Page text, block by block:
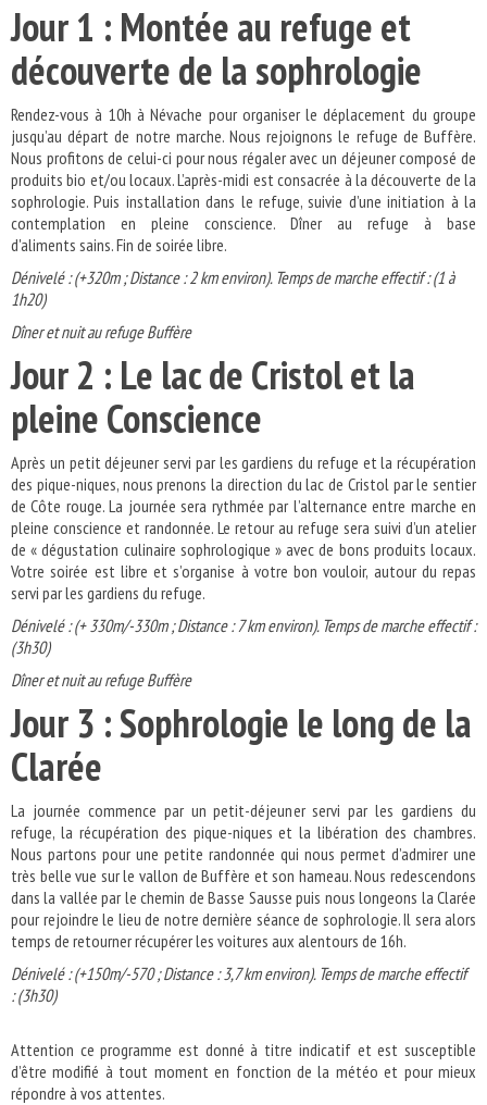
Jour 1 : Montée au refuge et
découverte de la sophrologie
Rendez-vous à 10h à Névache pour organiser le déplacement du groupe
jusqu’au départ de notre marche. Nous rejoignons le refuge de Buffère.
Nous profitons de celui-ci pour nous régaler avec un déjeuner composé de
produits bio et/ou locaux. L’après-midi est consacrée à la découverte de la
sophrologie. Puis installation dans le refuge, suivie d’une initiation à la
contemplation en pleine conscience. Dîner au refuge à base
d'aliments sains. Fin de soirée libre.
Dénivelé : (+320m ; Distance : 2 km environ). Temps de marche effectif : (1 à
1h20)
Dîner et nuit au refuge Buffère
Jour 2 : Le lac de Cristol et la
pleine Conscience
Après un petit déjeuner servi par les gardiens du refuge et la récupération
des pique-niques, nous prenons la direction du lac de Cristol par le sentier
de Côte rouge. La journée sera rythmée par l’alternance entre marche en
pleine conscience et randonnée. Le retour au refuge sera suivi d’un atelier
de « dégustation culinaire sophrologique » avec de bons produits locaux.
Votre soirée est libre et s’organise à votre bon vouloir, autour du repas
servi par les gardiens du refuge.
Dénivelé : (+ 330m/-330m ; Distance : 7 km environ). Temps de marche effectif :
(3h30)
Dîner et nuit au refuge Buffère
Jour 3 : Sophrologie le long de la
Clarée
La journée commence par un petit-déjeuner servi par les gardiens du
refuge, la récupération des pique-niques et la libération des chambres.
Nous partons pour une petite randonnée qui nous permet d’admirer une
très belle vue sur le vallon de Buffère et son hameau. Nous redescendons
dans la vallée par le chemin de Basse Sausse puis nous longeons la Clarée
pour rejoindre le lieu de notre dernière séance de sophrologie. Il sera alors
temps de retourner récupérer les voitures aux alentours de 16h.
Dénivelé : (+150m/-570 ; Distance : 3,7 km environ). Temps de marche effectif
: (3h30)
Attention ce programme est donné à titre indicatif et est susceptible
d’être modifié à tout moment en fonction de la météo et pour mieux
répondre à vos attentes.